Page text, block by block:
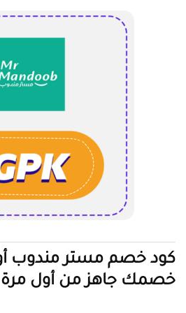
كود خصم مستر مندوب
خصمك جاهز من أول مرة